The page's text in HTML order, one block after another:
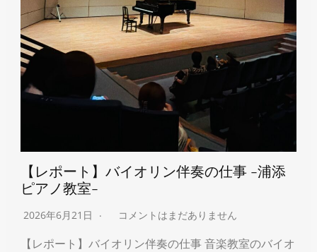
【レポート】バイオリン伴奏の仕事 -浦添
ピアノ教室-
2026年6月21日 コメントはまだありません
【レポート】バイオリン伴奏の仕事 音楽教室のバイオ